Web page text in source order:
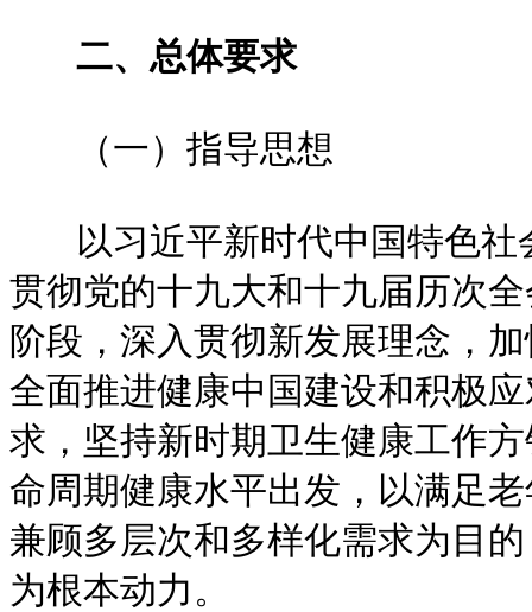
二、总体要求
（一）指导思想
以习近平新时代中国特色社
贯彻党的十九大和十九届历次
阶段，深入贯彻新发展理念，
全面推进健康中国建设和积极
求，坚持新时期卫生健康工作
命周期健康水平出发，以满足
兼顾多层次和多样化需求为目
为根本动力。